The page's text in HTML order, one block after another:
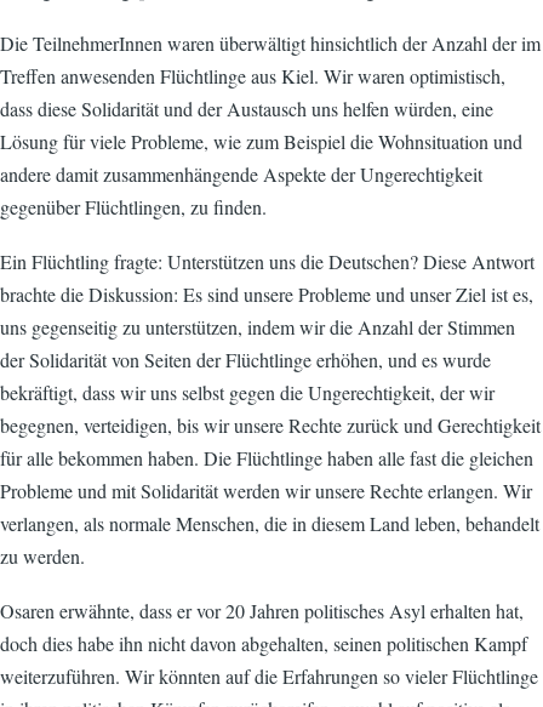
Die TeilnehmerInnen waren überwältigt hinsichtlich der Anzahl der im
Treffen anwesenden Flüchtlinge aus Kiel. Wir waren optimistisch,
dass diese Solidarität und der Austausch uns helfen würden, eine
Lösung für viele Probleme, wie zum Beispiel die Wohnsituation und
andere damit zusammenhängende Aspekte der Ungerechtigkeit
gegenüber Flüchtlingen, zu finden.
Ein Flüchtling fragte: Unterstützen uns die Deutschen? Diese Antwort
brachte die Diskussion: Es sind unsere Probleme und unser Ziel ist es,
uns gegenseitig zu unterstützen, indem wir die Anzahl der Stimmen
der Solidarität von Seiten der Flüchtlinge erhöhen, und es wurde
bekräftigt, dass wir uns selbst gegen die Ungerechtigkeit, der wir
begegnen, verteidigen, bis wir unsere Rechte zurück und Gerechtigkeit
für alle bekommen haben. Die Flüchtlinge haben alle fast die gleichen
Probleme und mit Solidarität werden wir unsere Rechte erlangen. Wir
verlangen, als normale Menschen, die in diesem Land leben, behandelt
zu werden.
Osaren erwähnte, dass er vor 20 Jahren politisches Asyl erhalten hat,
doch dies habe ihn nicht davon abgehalten, seinen politischen Kampf
weiterzuführen. Wir könnten auf die Erfahrungen so vieler Flüchtlinge